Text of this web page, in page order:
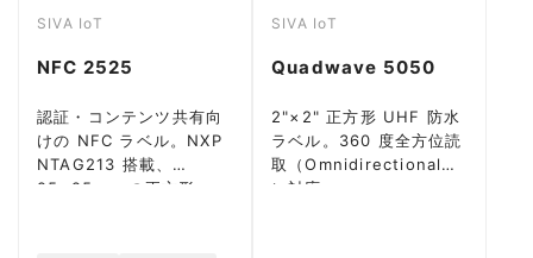
SIVA IoT
NFC 2525
認証・コンテンツ共有向
けの NFC ラベル。NXP
NTAG213 搭載、
25×25mm の正方形、
SIVA IoT
Quadwave 5050
2"×2" 正方形 UHF 防水
ラベル。360 度全方位読
取（Omnidirectional）
に対応。